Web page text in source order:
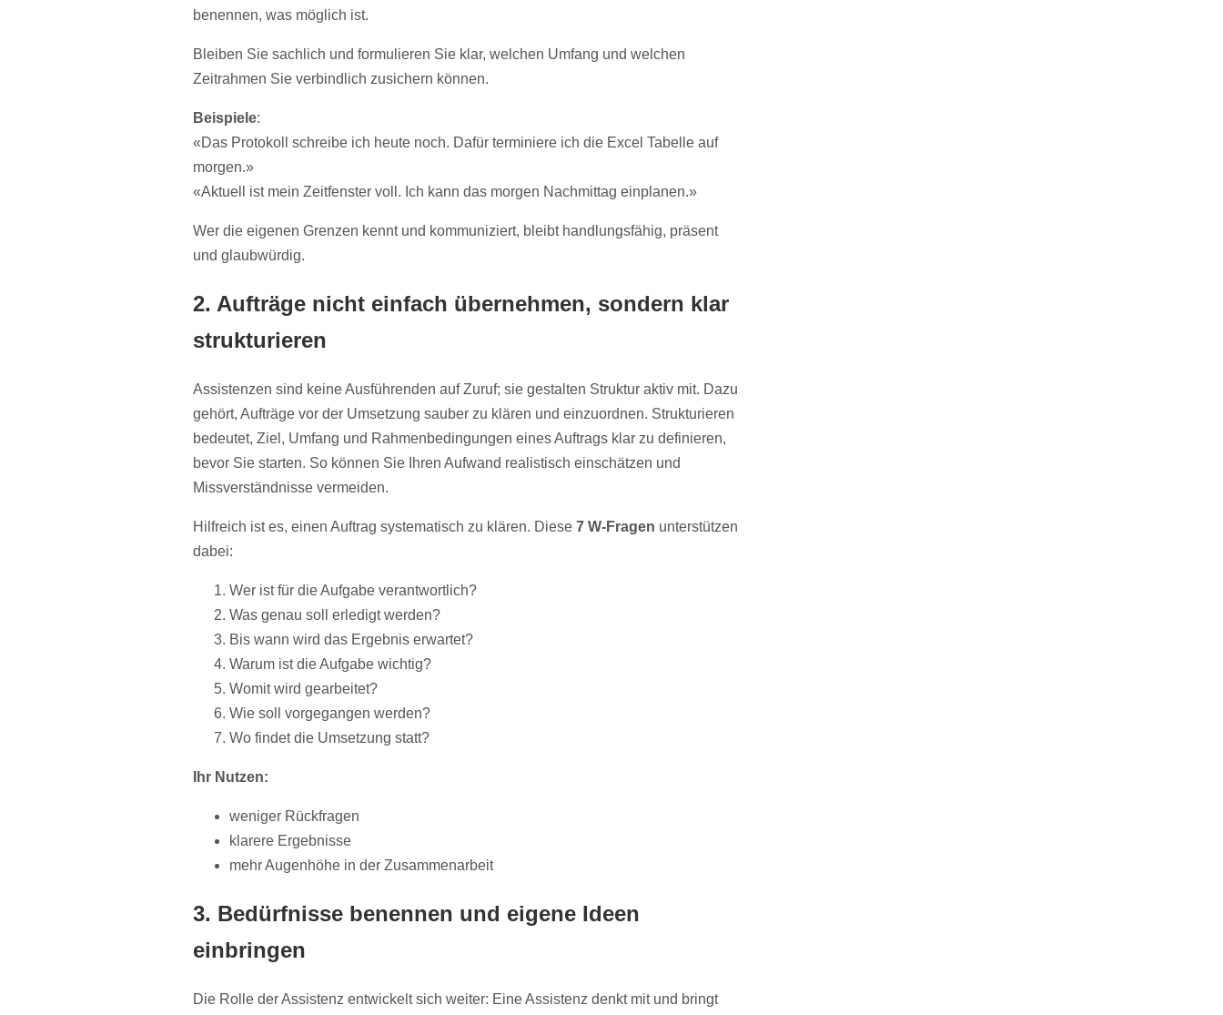
benennen, was möglich ist.
Bleiben Sie sachlich und formulieren Sie klar, welchen Umfang und welchen
Zeitrahmen Sie verbindlich zusichern können.
Beispiele:
«Das Protokoll schreibe ich heute noch. Dafür terminiere ich die Excel Tabelle auf
morgen.»
«Aktuell ist mein Zeitfenster voll. Ich kann das morgen Nachmittag einplanen.»
Wer die eigenen Grenzen kennt und kommuniziert, bleibt handlungsfähig, präsent
und glaubwürdig.
2. Aufträge nicht einfach übernehmen, sondern klar
strukturieren
Assistenzen sind keine Ausführenden auf Zuruf; sie gestalten Struktur aktiv mit. Dazu
gehört, Aufträge vor der Umsetzung sauber zu klären und einzuordnen. Strukturieren
bedeutet, Ziel, Umfang und Rahmenbedingungen eines Auftrags klar zu definieren,
bevor Sie starten. So können Sie Ihren Aufwand realistisch einschätzen und
Missverständnisse vermeiden.
Hilfreich ist es, einen Auftrag systematisch zu klären. Diese 7 W-Fragen unterstützen
dabei:
Wer ist für die Aufgabe verantwortlich?
Was genau soll erledigt werden?
Bis wann wird das Ergebnis erwartet?
Warum ist die Aufgabe wichtig?
Womit wird gearbeitet?
Wie soll vorgegangen werden?
Wo findet die Umsetzung statt?
Ihr Nutzen:
weniger Rückfragen
klarere Ergebnisse
mehr Augenhöhe in der Zusammenarbeit
3. Bedürfnisse benennen und eigene Ideen
einbringen
Die Rolle der Assistenz entwickelt sich weiter: Eine Assistenz denkt mit und bringt